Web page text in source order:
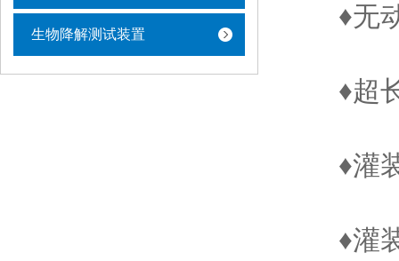
生物降解测试装置
♦无动
♦超长
♦灌装
♦灌装